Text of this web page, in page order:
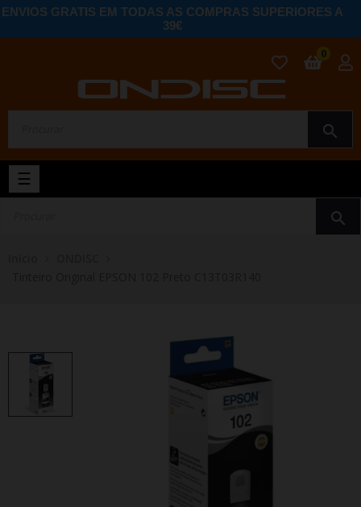
ENVIOS GRATIS EM TODAS AS COMPRAS SUPERIORES A
39€
search
0
Toggle
navigation
☰
search